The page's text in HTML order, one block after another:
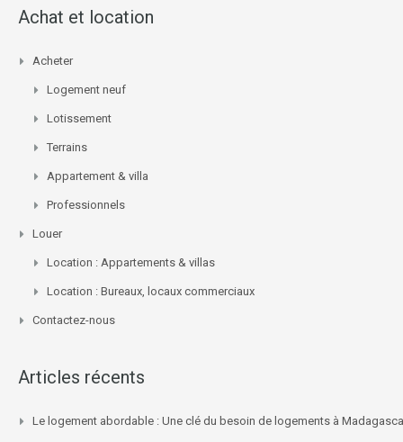
Achat et location
Acheter
Logement neuf
Lotissement
Terrains
Appartement & villa
Professionnels
Louer
Location : Appartements & villas
Location : Bureaux, locaux commerciaux
Contactez-nous
Articles récents
Le logement abordable : Une clé du besoin de logements à